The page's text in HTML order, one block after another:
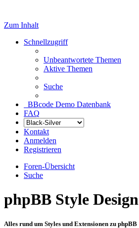
Zum Inhalt
Schnellzugriff
Unbeantwortete Themen
Aktive Themen
Suche
BBcode Demo Datenbank
FAQ
Kontakt
Anmelden
Registrieren
Foren-Übersicht
Suche
phpBB Style Design
Alles rund um Styles und Extensionen zu phpBB